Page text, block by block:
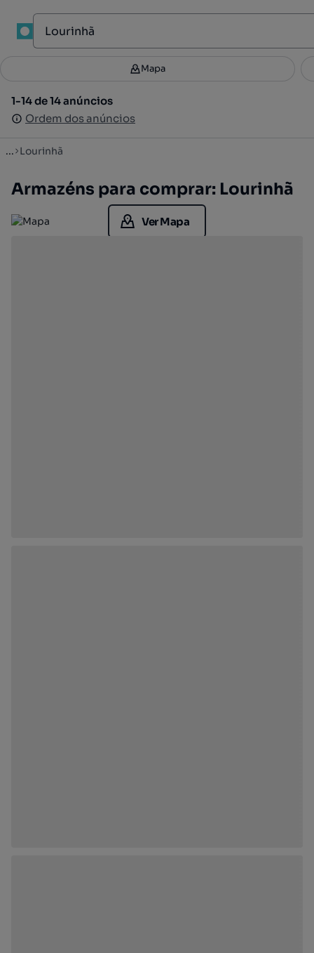
Filtros 2
1-14 de 14 anúncios
Ordem dos anúncios
Mapa
1-14 de 14 anúncios
Ordem dos anúncios
... Lourinhã
Armazéns para comprar: Lourinhã
Ver Mapa